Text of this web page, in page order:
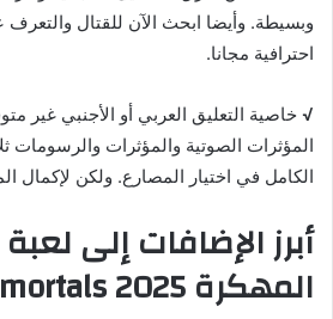
وبسيطة. وأيضا ابحث الآن للقتال
احترافية مجانا.
√ خاصية التعليق العربي أو الأجنبي غير
المؤثرات الصوتية والمؤثرات والرسومات
الكامل في اختيار المصارع. ولكن لإكمال
أبرز الإضافات إلى
المهكرة 2025 WWE Immortals